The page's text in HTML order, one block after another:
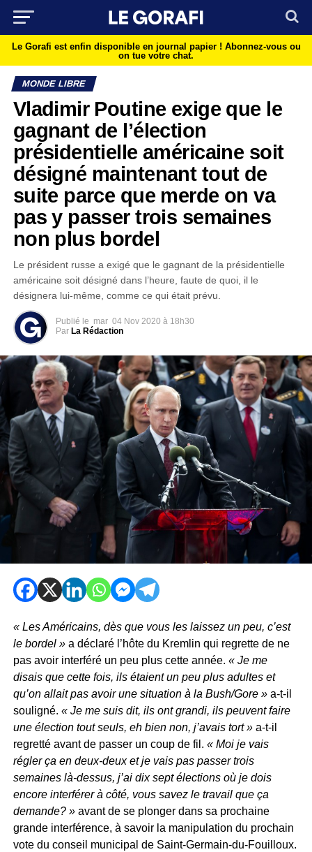
Le Gorafi est enfin disponible en journal papier ! Abonnez-vous ou
on tue votre chat.
MONDE LIBRE
Vladimir Poutine exige que le
gagnant de l’élection
présidentielle américaine soit
désigné maintenant tout de
suite parce que merde on va
pas y passer trois semaines
non plus bordel
Le président russe a exigé que le gagnant de la présidentielle
américaine soit désigné dans l’heure, faute de quoi, il le
désignera lui-même, comme ce qui était prévu.
Publié le mar 04 Nov 2020 à 18h30
Par La Rédaction
« Les Américains, dès que vous les laissez un peu, c’est
le bordel »a déclaré l’hôte du Kremlin qui regrette de ne
pas avoir interféré un peu plus cette année. « Je me
disais que cette fois, ils étaient un peu plus adultes et
qu’on allait pas avoir une situation à la Bush/Gore »a-t-il
souligné. « Je me suis dit, ils ont grandi, ils peuvent faire
une élection tout seuls, eh bien non, j’avais tort »a-t-il
regretté avant de passer un coup de fil. « Moi je vais
régler ça en deux-deux et je vais pas passer trois
semaines là-dessus, j’ai dix sept élections où je dois
encore interférer à côté, vous savez le travail que ça
demande? »avant de se plonger dans sa prochaine
grande interférence, à savoir la manipulation du prochain
vote du conseil municipal de Saint-Germain-du-Fouilloux.